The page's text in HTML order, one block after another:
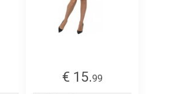
€ 15.99